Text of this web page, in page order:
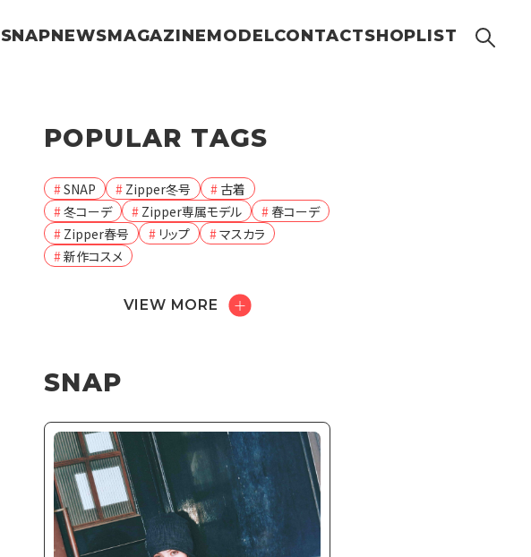
SNAPNEWSMAGAZINEMODELCONTACTSHOPLIST
POPULAR TAGS
SNAP Zipper冬号
古着
冬コーデ
Zipper専属モデル
春コーデ
Zipper春号
リップ
マスカラ
新作コスメ
VIEW MORE
SNAP